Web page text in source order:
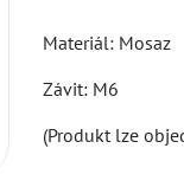
Materiál: Mosaz
Závit: M6
(Produkt lze